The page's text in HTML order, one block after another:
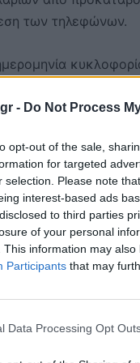
- Do Not Process
opt-out of the sale,
for targeted
selection. Please note
interest-based ads
to third parties
of your personal
This information may
Participants that may
Data Processing Opt
των τηλεφώνων.
πυροτέχνημα.
WILL
START